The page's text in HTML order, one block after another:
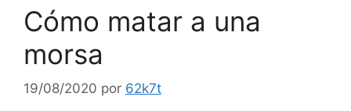
Cómo matar a una
morsa
19/08/2020 por 62k7t